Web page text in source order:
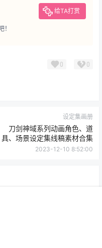
给TA打赏
0 0
设定集画册
刀剑神域系列动画角色、道
具、场景设定集线稿素材合集
2023-12-10 8:52:00